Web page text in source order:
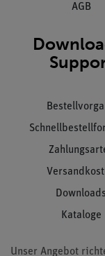
AGB
Downloads
Kataloge
Unser Angebot